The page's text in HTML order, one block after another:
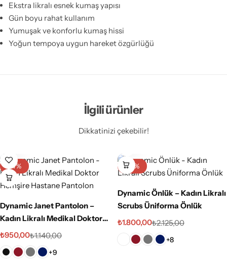
Ekstra likralı esnek kumaş yapısı
Gün boyu rahat kullanım
Yumuşak ve konforlu kumaş hissi
Yoğun tempoya uygun hareket özgürlüğü
İlgili ürünler
Dikkatinizi çekebilir!
-17%
Dynamic Janet Pantolon –
Kadın Likralı Medikal Doktor
Hemşire Hastane Pantolon
₺1.140,00
₺950,00
+9
-15%
Dynamic Önlük – Kadın Likralı
Scrubs Üniforma Önlük
₺2.125,00
₺1.800,00
+8